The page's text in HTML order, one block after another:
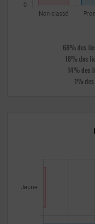
68% des
16% des
14% des
1%